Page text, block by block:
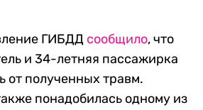
ГИБДД сообщило, что
и 34-летняя пассажирка
от полученных травм.
понадобилась одному из